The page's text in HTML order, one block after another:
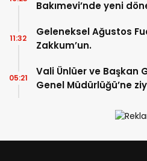
Bakımevi’nde yeni
Geleneksel Ağustos
Zakkum’un.
11:32
Vali Ünlüer ve Başkan
Genel Müdürlüğü’ne
05:21